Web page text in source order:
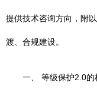
提供技术咨询方向，附
渡、合规建设。
一、 等级保护2.0